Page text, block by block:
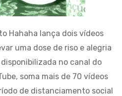
Hahaha lança dois vídeos
uma dose de riso e alegria
no canal do
soma mais de 70 vídeos
de distanciamento social